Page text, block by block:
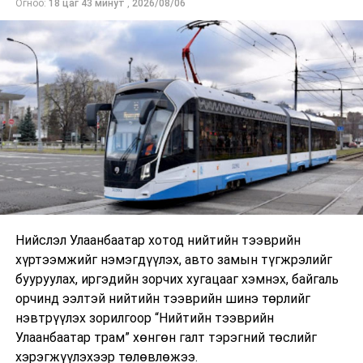
Огноо: 18 цаг 43 минут , 2026/08/06
Нийслэл Улаанбаатар хотод нийтийн тээврийн
хүртээмжийг нэмэгдүүлэх, авто замын түгжрэлийг
бууруулах, иргэдийн зорчих хугацааг хэмнэх, байгаль
орчинд ээлтэй нийтийн тээврийн шинэ төрлийг
нэвтрүүлэх зорилгоор “Нийтийн тээврийн
Улаанбаатар трам” хөнгөн галт тэрэгний төслийг
хэрэгжүүлэхээр төлөвлөжээ.